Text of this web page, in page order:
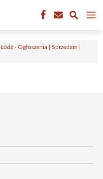
Łódź - Ogłoszenia | Sprzedam |